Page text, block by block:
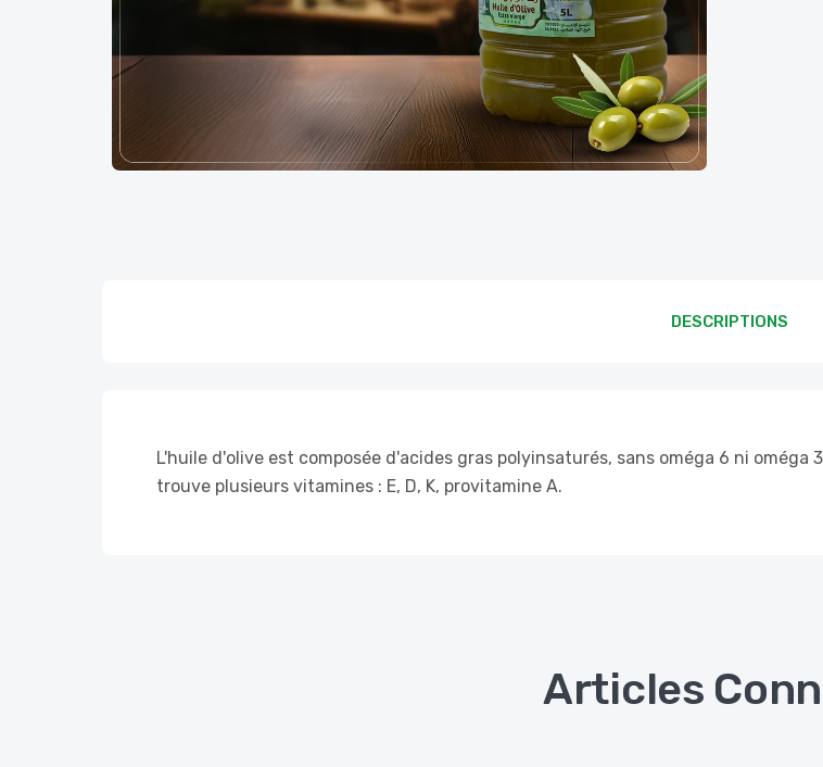
DESCRIPTIONS
L'huile d'olive est composée d'acides gras polyinsaturés, sans oméga 6 ni
trouve plusieurs vitamines : E, D, K, provitamine A.
Articles